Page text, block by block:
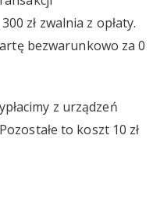
zł zwalnia z opłaty.
bezwarunkowo za 0
z urządzeń
to koszt 10 zł